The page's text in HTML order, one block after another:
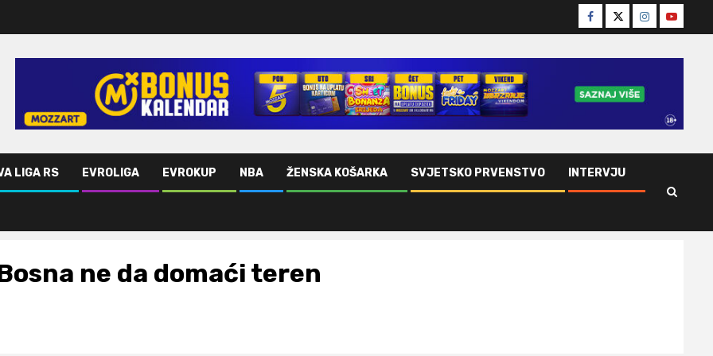
Facebook
TwitterInstagram
Youtube
LIGA RS EVROLIGA EVROKUP NBA ŽENSKA KOŠARKA SVJETSKO PRVENSTVO INTERVJU
ne da domaći teren